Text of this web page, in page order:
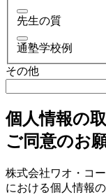
先生の質
通塾学校例
その他
個人情報の
ご同意のお
株式会社ワオ・コ
における個人情報